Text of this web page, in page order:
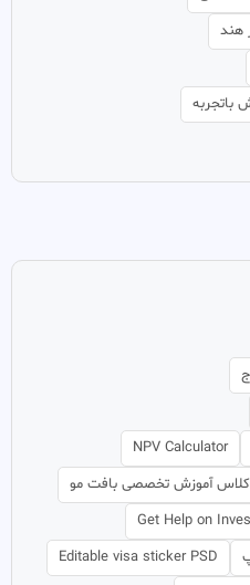
هند
باتجربه
NPV Calculator
کلاس آموزش تخصصی بافت مو
Get Help on
Editable visa sticker PSD